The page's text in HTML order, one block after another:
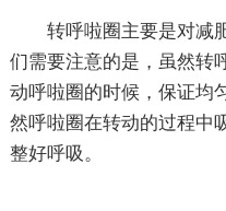
转呼啦圈主要是对减肥
们需要注意的是，虽然转
动呼啦圈的时候，保证均
然呼啦圈在转动的过程中
整好呼吸。